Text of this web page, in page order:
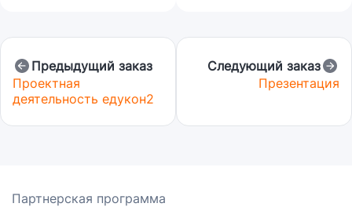
Предыдущий заказ
Проектная
деятельность едукон2
Следующий заказ
Презентация
Партнерская программа